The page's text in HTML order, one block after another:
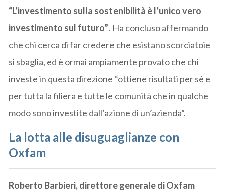
“L’investimento sulla sostenibilità è l’unico vero
investimento sul futuro”. Ha concluso affermando
che chi cerca di far credere che esistano scorciatoie
si sbaglia, ed è ormai ampiamente provato che chi
investe in questa direzione “ottiene risultati per sé e
per tutta la filiera e tutte le comunità che in qualche
modo sono investite dall’azione di un’azienda”.
La lotta alle disuguaglianze con
Oxfam
Roberto Barbieri, direttore generale di Oxfam